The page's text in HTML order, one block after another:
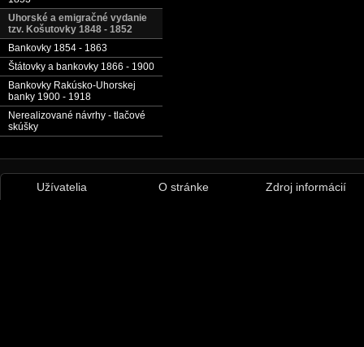
Uhorské a emigračné vydanie
tzv. Košutovky 1848 - 1852
Bankovky 1854 - 1863
Štátovky a bankovky 1866 - 1900
Bankovky Rakúsko-Uhorskej
banky 1900 - 1918
Nerealizované návrhy - tlačové
skúšky
Užívatelia O stránke Zdroj informácií